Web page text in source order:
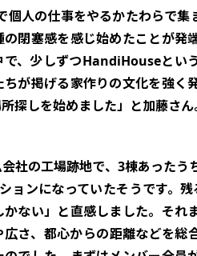
個人の仕事をやるかたわらで集
閉塞感を感じ始めたことが発
で、少しずつHandiHouseとい
が掲げる家作りの文化を強く
探しを始めました」と加藤さん
社の工場跡地で、3棟あったう
ョンになっていたそうです。
ない」と直感しました。それ
さ、都心からの距離などを総